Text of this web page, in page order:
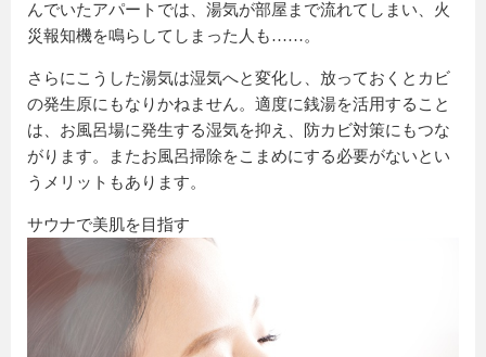
んでいたアパートでは、湯気が部屋まで流れてしまい、火
災報知機を鳴らしてしまった人も……。
さらにこうした湯気は湿気へと変化し、放っておくとカビ
の発生原にもなりかねません。適度に銭湯を活用すること
は、お風呂場に発生する湿気を抑え、防カビ対策にもつな
がります。またお風呂掃除をこまめにする必要がないとい
うメリットもあります。
サウナで美肌を目指す